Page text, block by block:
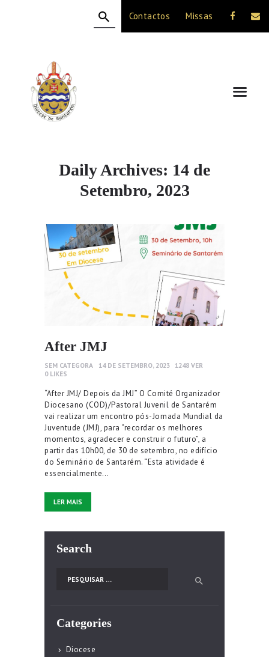
Contactos Missas
Daily Archives: 14 de
Setembro, 2023
A DIOCESE
CELEBRAÇÃO
VIDA CRISTÃ
NOTÍCIAS
After JMJ
SEM CATEGORA 14 DE SETEMBRO, 2023 1248 VER
0 LIKES
“After JMJ/ Depois da JMJ” O Comité Organizador
Diocesano (COD)/Pastoral Juvenil de Santarém
vai realizar um encontro pós-Jornada Mundial da
Juventude (JMJ), para “recordar os melhores
momentos, agradecer e construir o futuro”, a
partir das 10h00, de 30 de setembro, no edifício
do Seminário de Santarém. “Esta atividade é
essencialmente…
LER MAIS
Search
Categories
Diocese